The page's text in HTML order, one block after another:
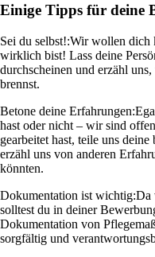
Einige Tipps für deine
Sei du selbst!:Wir wollen dich
wirklich bist! Lass deine
durchscheinen und erzähl
brennst.
Betone deine Erfahrungen:
hast oder nicht – wir sind
gearbeitet hast, teile uns
erzähl uns von anderen
könnten.
Dokumentation ist wichtig:Da
solltest du in deiner
Dokumentation von
sorgfältig und